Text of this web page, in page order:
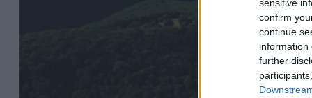
sensitive
confirm
continue
information
further